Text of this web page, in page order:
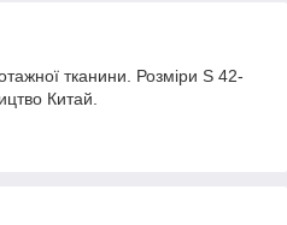
тканини. Розміри S 42-
Китай.